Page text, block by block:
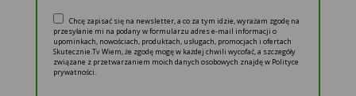
Chcę zapisać się na newsletter, a co za tym idzie, wyrażam zgodę na
przesyłanie mi na podany w formularzu adres e-mail informacji o
upominkach, nowościach, produktach, usługach, promocjach i ofertach
Skutecznie.Tv Wiem, że zgodę mogę w każdej chwili wycofać, a szczegóły
związane z przetwarzaniem moich danych osobowych znajdę w Polityce
prywatności.